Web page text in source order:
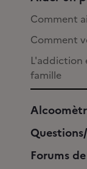
Comment
Comment
L'addiction
famille
Forums